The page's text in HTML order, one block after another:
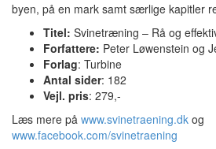
byen, på en mark samt særlige kapitler
Titel: Svinetræning – Rå og
Forfattere: Peter Løwenstein og
Forlag: Turbine
Antal sider: 182
Vejl. pris: 279,-
Læs mere på www.svinetraening.dk og
www.facebook.com/svinetraening